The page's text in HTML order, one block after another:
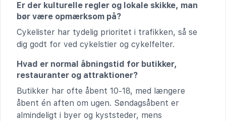
Er der kulturelle regler og lokale skikke, man
bør være opmærksom på?
Cykelister har tydelig prioritet i trafikken, så se
dig godt for ved cykelstier og cykelfelter.
Hvad er normal åbningstid for butikker,
restauranter og attraktioner?
Butikker har ofte åbent 10-18, med længere
åbent én aften om ugen. Søndagsåbent er
almindeligt i byer og kyststeder, mens